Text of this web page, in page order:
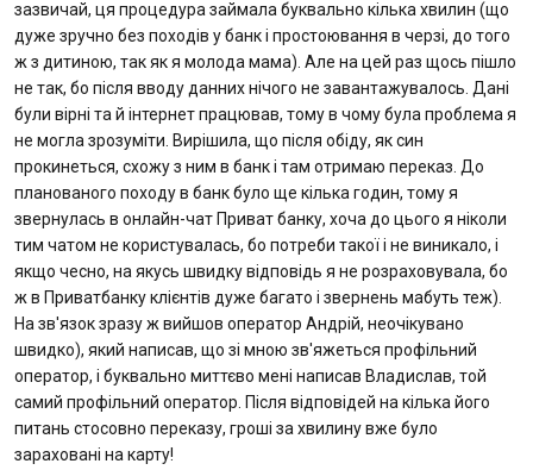
Депозиты юр. лиц
Кредити для бізнеса
Кредиты
Карты
Отделения и банкоматы
Интернет-банкинг
Банки-партнеры
зазвичай, ця процедура займала буквально кілька хвилин (що
дуже зручно без походів у банк і простоювання в черзі, до того
ж з дитиною, так як я молода мама). Але на цей раз щось пішло
не так, бо після вводу данних нічого не завантажувалось. Дані
були вірні та й інтернет працював, тому в чому була проблема я
не могла зрозуміти. Вирішила, що після обіду, як син
прокинеться, схожу з ним в банк і там отримаю переказ. До
планованого походу в банк було ще кілька годин, тому я
звернулась в онлайн-чат Приват банку, хоча до цього я ніколи
тим чатом не користувалась, бо потреби такої і не виникало, і
якщо чесно, на якусь швидку відповідь я не розраховувала, бо
ж в Приватбанку клієнтів дуже багато і звернень мабуть теж).
На зв'язок зразу ж вийшов оператор Андрій, неочікувано
швидко), який написав, що зі мною зв'яжеться профільний
оператор, і буквально миттєво мені написав Владислав, той
самий профільний оператор. Після відповідей на кілька його
питань стосовно переказу, гроші за хвилину вже було
зараховані на карту!